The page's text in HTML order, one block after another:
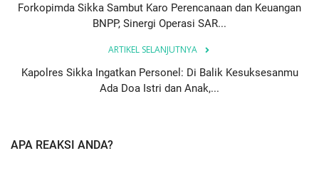
Forkopimda Sikka Sambut Karo Perencanaan dan Keuangan
BNPP, Sinergi Operasi SAR...
ARTIKEL SELANJUTNYA
Kapolres Sikka Ingatkan Personel: Di Balik Kesuksesanmu
Ada Doa Istri dan Anak,...
APA REAKSI ANDA?